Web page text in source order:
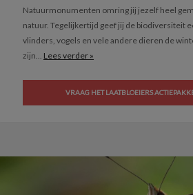
Natuurmonumenten omring jij jezelf heel
natuur. Tegelijkertijd geef jij de biodiversiteit
vlinders, vogels en vele andere dieren de
zijn... Lees verder »
VRAAG HET LAATBLOEIERS